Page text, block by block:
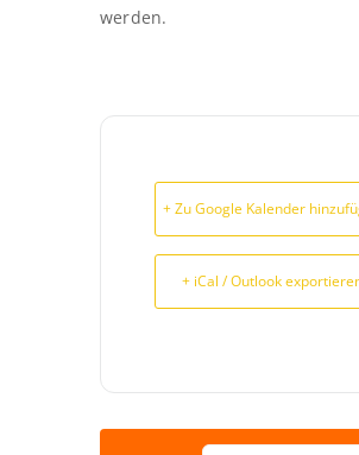
werden.
+ Zu Google Kalender
+ iCal / Outlook